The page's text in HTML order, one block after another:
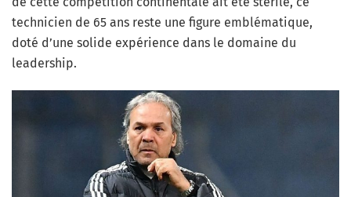
technicien de 65 ans reste une figure emblématique,
doté d’une solide expérience dans le domaine du
leadership.